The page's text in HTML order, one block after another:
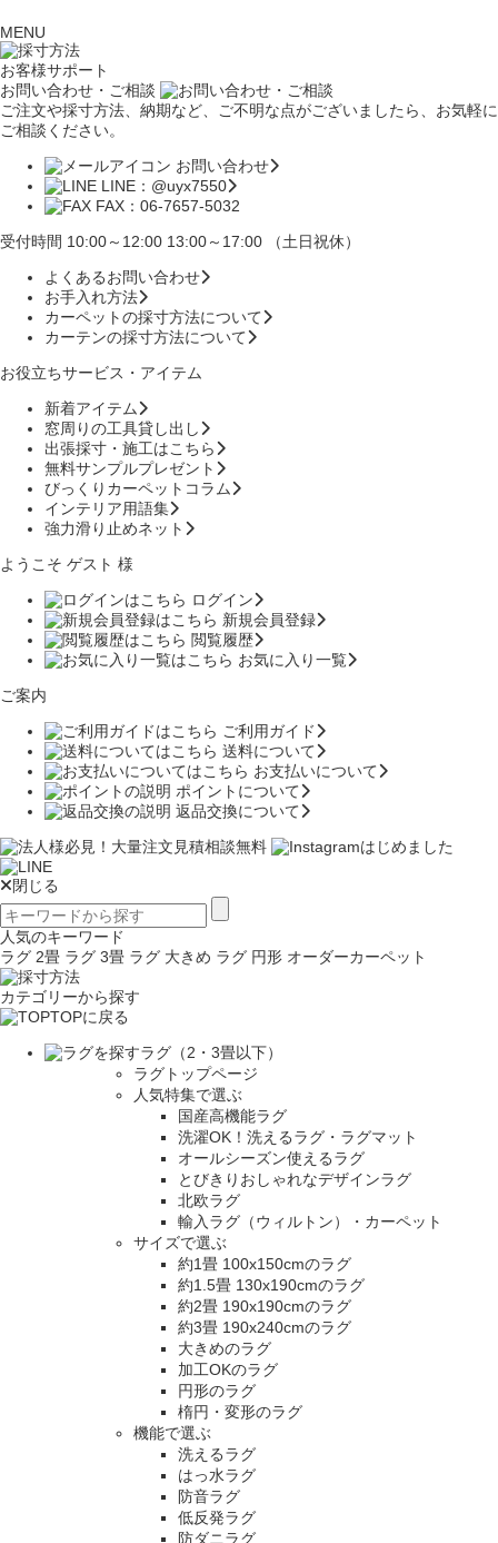
MENU
お客様サポート
お問い合わせ・ご相談
ご注文や採寸方法、納期など、ご不明な点がございましたら、お気軽に
ご相談ください。
お問い合わせ
LINE：@uyx7550
FAX：06-7657-5032
受付時間 10:00～12:00 13:00～17:00 （土日祝休）
よくあるお問い合わせ
お手入れ方法
カーペットの採寸方法について
カーテンの採寸方法について
お役立ちサービス・アイテム
新着アイテム
窓周りの工具貸し出し
出張採寸・施工はこちら
無料サンプルプレゼント
びっくりカーペットコラム
インテリア用語集
強力滑り止めネット
ようこそ ゲスト 様
ログイン
新規会員登録
閲覧履歴
お気に入り一覧
ご案内
ご利用ガイド
送料について
お支払いについて
ポイントについて
返品交換について
閉じる
人気のキーワード
ラグ 2畳 ラグ 3畳 ラグ 大きめ ラグ 円形 オーダーカーペット
カテゴリーから探す
TOPに戻る
ラグ（2・3畳以下）
ラグトップページ
人気特集で選ぶ
国産高機能ラグ
洗濯OK！洗えるラグ・ラグマット
オールシーズン使えるラグ
とびきりおしゃれなデザインラグ
北欧ラグ
輸入ラグ（ウィルトン）・カーペット
サイズで選ぶ
約1畳 100x150cmのラグ
約1.5畳 130x190cmのラグ
約2畳 190x190cmのラグ
約3畳 190x240cmのラグ
大きめのラグ
加工OKのラグ
円形のラグ
楕円・変形のラグ
機能で選ぶ
洗えるラグ
はっ水ラグ
防音ラグ
低反発ラグ
防ダニラグ